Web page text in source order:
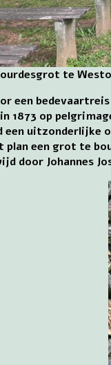
te
een
1873 op
uitzonderlijke
een grot te
door Johannes